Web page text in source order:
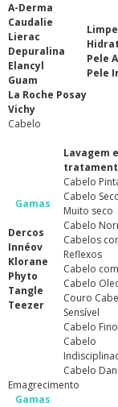
A-Derma
Caudalie
Lierac
Depuralina
Elancyl
Guam
La Roche Posay
Vichy
Pele
Pele
Cabelo
Gamas
Dercos
Innéov
Klorane
Phyto
Tangle
Teezer
Lavagem e
Cabelo
Cabelo
Muito seco
Cabelo
Cabelos
Reflexos
Cabelo
Cabelo
Couro
Sensível
Cabelo Fino
Cabelo
Cabelo
Emagrecimento
Gamas